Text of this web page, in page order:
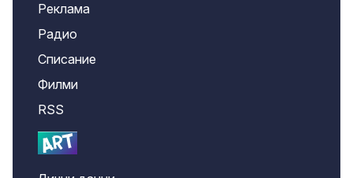
Реклама
Радио
Списание
Филми
RSS